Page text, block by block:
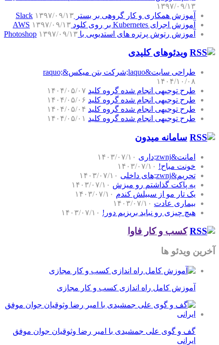
۱۳۹۷/۰۹/۱۳
آموزش همکاری و کار گروهی بر بستر Slack ۱۳۹۷/۰۹/۱۳
آموزش اجرای Kubernetes بر روی کلود AWS
۱۳۹۷/۰۹/۱۳
آموزش رتوش پرتره های استدیویی با Photoshop ۱۳۹۷/۰۹/۱۳
ویدئوهای کلیدی
طراحی سایت&laquo;شرکت بتن میکس&raquo;
۱۴۰۴/۱۰/۰۸
طرح توجیهی انجام شده گروه کلید ۱۴۰۴/۰۵/۰۷
طرح توجیهی انجام شده گروه کلید ۱۴۰۴/۰۵/۰۶
طرح توجیهی انجام شده گروه کلید ۱۴۰۴/۰۵/۰۴
طرح توجیهی انجام شده گروه کلید ۱۴۰۴/۰۵/۰۱
سامانه میدون
امانت&zwnj;داری
۱۴۰۳/۰۷/۱۰
خونت مباح! ۱۴۰۳/۰۷/۱۰
تحریم&zwnj;های داخلی
۱۴۰۳/۰۷/۱۰
یه پاکت گذاشتم رو میزش ۱۴۰۳/۰۷/۱۰
یک تار مو از سبیلش کندم ۱۴۰۳/۰۷/۱۰
بیماری عادت ۱۴۰۳/۰۷/۱۰
هیچ چیزی رو نباید بریزیم دور! ۱۴۰۳/۰۷/۱۰
کسب و کار فاوا
آخرین ویدئو ها
آموزش کامل راه اندازی کسب و کار مجازی
گف و گوی علی جمشیدی با امیر رضا وثوقیان جوان موفق
ایرانی